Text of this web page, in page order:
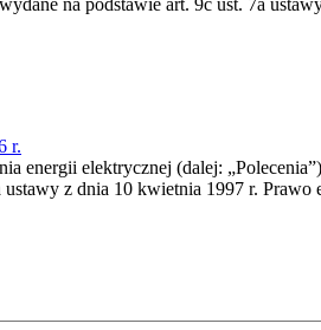
na podstawie art. 9c ust. 7a
r.
energii elektrycznej (dalej:
z dnia 10 kwietnia 1997 r.